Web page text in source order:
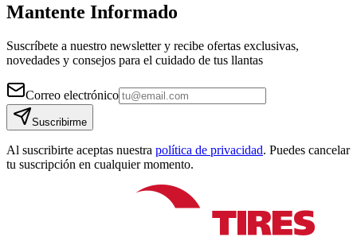
Mantente Informado
Suscríbete a nuestro newsletter y recibe ofertas exclusivas,
novedades y consejos para el cuidado de tus llantas
Correo electrónico
Suscribirme
Al suscribirte aceptas nuestra política de privacidad. Puedes cancelar
tu suscripción en cualquier momento.